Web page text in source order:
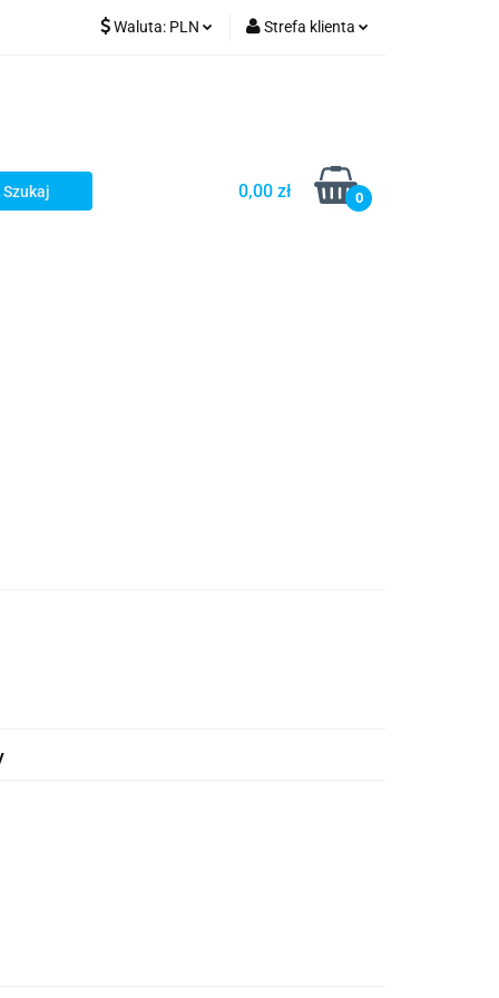
Waluta: PLN Strefa klienta
0,00 zł 0